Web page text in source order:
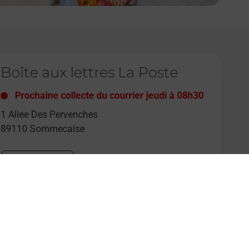
Boîte aux lettres La Poste
Prochaine collecte du courrier jeudi à 08h30
1 Allee Des Pervenches
89110 Sommecaise